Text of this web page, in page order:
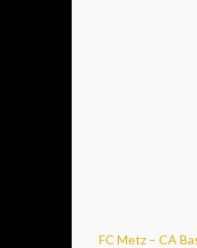
FC Metz – CA